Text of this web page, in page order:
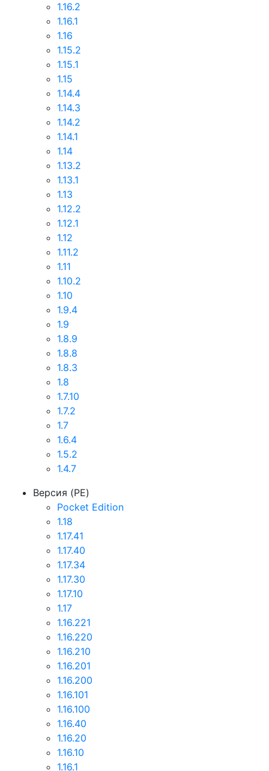
1.16.2
1.16.1
1.16
1.15.2
1.15.1
1.15
1.14.4
1.14.3
1.14.2
1.14.1
1.14
1.13.2
1.13.1
1.13
1.12.2
1.12.1
1.12
1.11.2
1.11
1.10.2
1.10
1.9.4
1.9
1.8.9
1.8.8
1.8.3
1.8
1.7.10
1.7.2
1.7
1.6.4
1.5.2
1.4.7
Версия (PE)
Pocket Edition
1.18
1.17.41
1.17.40
1.17.34
1.17.30
1.17.10
1.17
1.16.221
1.16.220
1.16.210
1.16.201
1.16.200
1.16.101
1.16.100
1.16.40
1.16.20
1.16.10
1.16.1